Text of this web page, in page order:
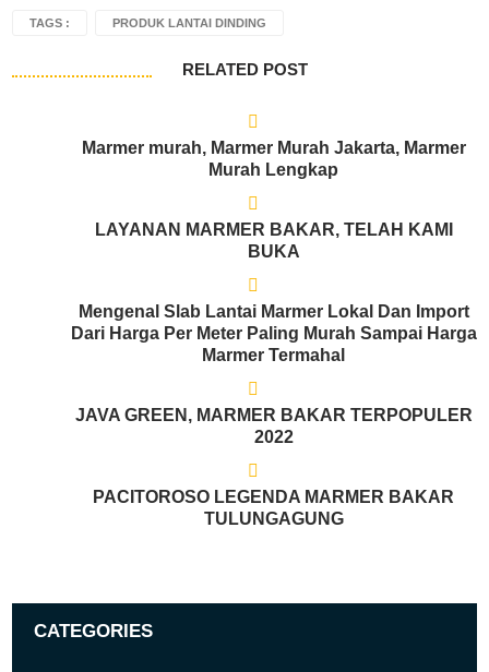
TAGS : PRODUK LANTAI DINDING
RELATED POST
Marmer murah, Marmer Murah Jakarta, Marmer
Murah Lengkap
LAYANAN MARMER BAKAR, TELAH KAMI
BUKA
Mengenal Slab Lantai Marmer Lokal Dan Import
Dari Harga Per Meter Paling Murah Sampai Harga
Marmer Termahal
JAVA GREEN, MARMER BAKAR TERPOPULER
2022
PACITOROSO LEGENDA MARMER BAKAR
TULUNGAGUNG
CATEGORIES